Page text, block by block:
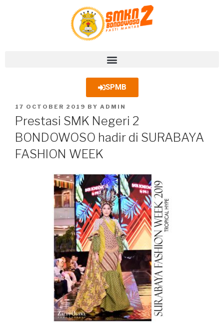
SPMB
17 OCTOBER 2019 BY ADMIN
Prestasi SMK Negeri 2
BONDOWOSO hadir di SURABAYA
FASHION WEEK